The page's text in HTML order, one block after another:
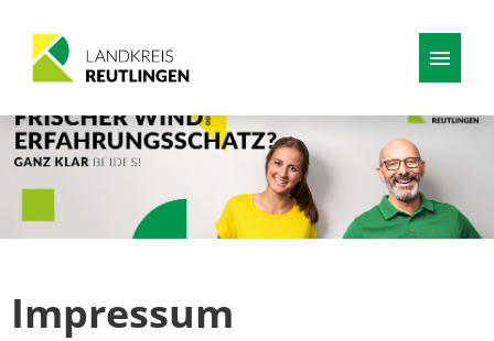
Deutsch
Stellenangebote
Impressum